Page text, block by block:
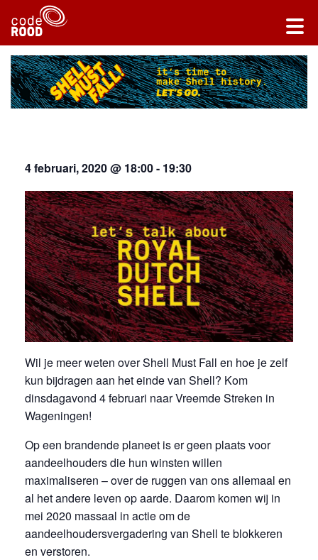
4 februari, 2020 @ 18:00- 19:30
Wil je meer weten over Shell Must Fall en hoe je zelf
kun bijdragen aan het einde van Shell? Kom
dinsdagavond 4 februari naar Vreemde Streken in
Wageningen!
Op een brandende planeet is er geen plaats voor
aandeelhouders die hun winsten willen
maximaliseren – over de ruggen van ons allemaal en
al het andere leven op aarde. Daarom komen wij in
mei 2020 massaal in actie om de
aandeelhoudersvergadering van Shell te blokkeren
en verstoren.